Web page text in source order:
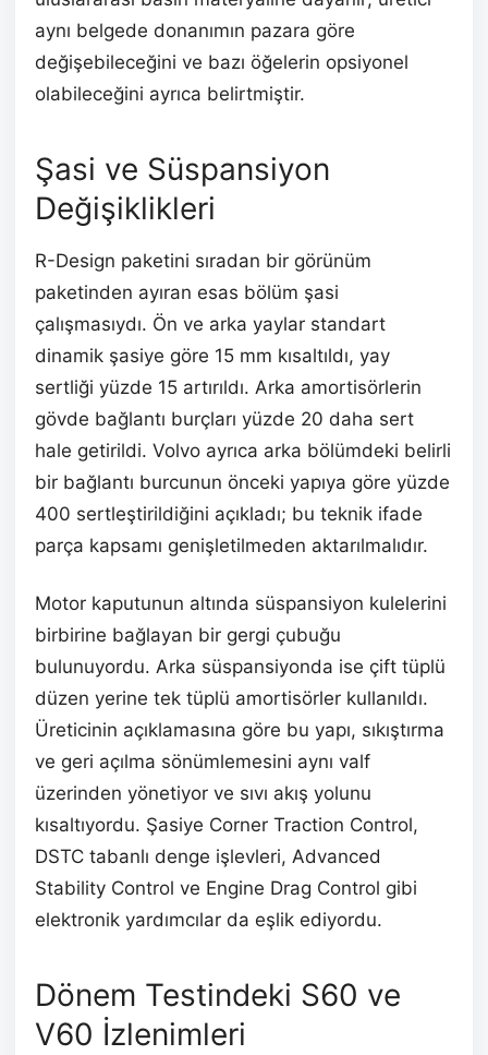
aynı belgede donanımın pazara göre
değişebileceğini ve bazı öğelerin opsiyonel
olabileceğini ayrıca belirtmiştir.
Şasi ve Süspansiyon
Değişiklikleri
R-Design paketini sıradan bir görünüm
paketinden ayıran esas bölüm şasi
çalışmasıydı. Ön ve arka yaylar standart
dinamik şasiye göre 15 mm kısaltıldı, yay
sertliği yüzde 15 artırıldı. Arka amortisörlerin
gövde bağlantı burçları yüzde 20 daha sert
hale getirildi. Volvo ayrıca arka bölümdeki belirli
bir bağlantı burcunun önceki yapıya göre yüzde
400 sertleştirildiğini açıkladı; bu teknik ifade
parça kapsamı genişletilmeden aktarılmalıdır.
Motor kaputunun altında süspansiyon kulelerini
birbirine bağlayan bir gergi çubuğu
bulunuyordu. Arka süspansiyonda ise çift tüplü
düzen yerine tek tüplü amortisörler kullanıldı.
Üreticinin açıklamasına göre bu yapı, sıkıştırma
ve geri açılma sönümlemesini aynı valf
üzerinden yönetiyor ve sıvı akış yolunu
kısaltıyordu. Şasiye Corner Traction Control,
DSTC tabanlı denge işlevleri, Advanced
Stability Control ve Engine Drag Control gibi
elektronik yardımcılar da eşlik ediyordu.
Dönem Testindeki S60 ve
V60 İzlenimleri